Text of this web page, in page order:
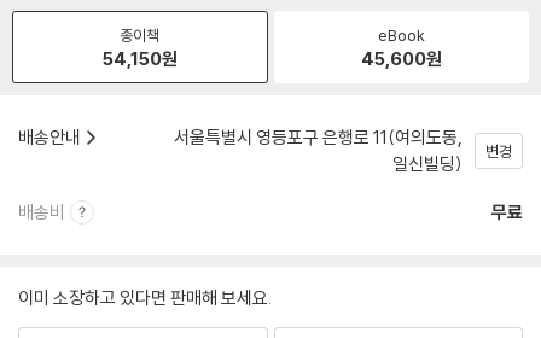
종이책
54,150원
eBook
45,600원
배송안내
서울특별시 영등포구 은행로 11(여의도동,
일신빌딩)
변경
배송비 무료
이미 소장하고 있다면 판매해 보세요.